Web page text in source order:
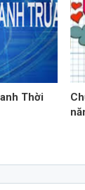
Thời